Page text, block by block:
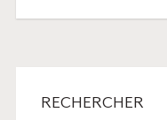
RECHERCHER